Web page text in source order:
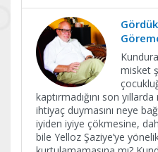
misket
kaptırmadığını son
ihtiyaç duymasını neye
iyiden iyiye çökmesine,
bile Yelloz Şaziye’ye